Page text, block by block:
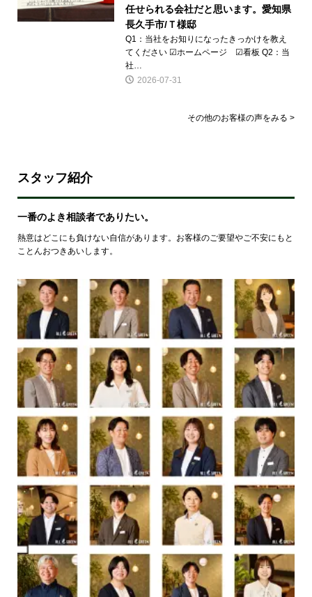
任せられる会社だと思います。愛知県
長久手市/Ｔ様邸
Q1：当社をお知りになったきっかけを教え
てください ☑ホームページ ☑看板 Q2：当
社…
2026-07-31
その他のお客様の声をみる >
スタッフ紹介
一番のよき相談者でありたい。
熱意はどこにも負けない自信があります。お客様のご要望やご不安にもと
ことんおつきあいします。